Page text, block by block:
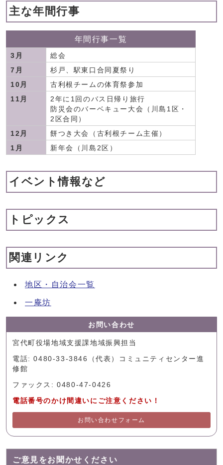
主な年間行事
年間行事一覧
3月
総会
7月
杉戸、駅東口合同夏祭り
10月
古利根チームの体育祭参加
11月
2年に1回のバス日帰り旅行
防災会のバーベキュー大会（川島1区・
2区合同）
12月
餅つき大会（古利根チーム主催）
1月
新年会（川島2区）
イベント情報など
トピックス
関連リンク
地区・自治会一覧
一庵坊
お問い合わせ
宮代町役場地域支援課地域振興担当
電話: 0480-33-3846（代表）コミュニティセンター進
修館
ファックス: 0480-47-0426
電話番号のかけ間違いにご注意ください！
お問い合わせフォーム
ご意見をお聞かせください